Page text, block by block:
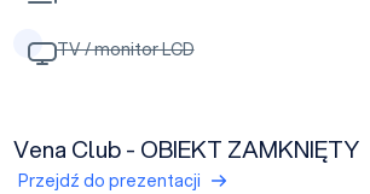
TV / monitor LCD
Vena Club - OBIEKT ZAMKNIĘTY
Przejdź do prezentacji